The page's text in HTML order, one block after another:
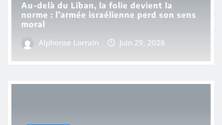
Au-delà du Liban, la folie devient la
norme : l’armée israélienne perd son sens
moral
Alphonse Lorrain
Juin 29, 2026